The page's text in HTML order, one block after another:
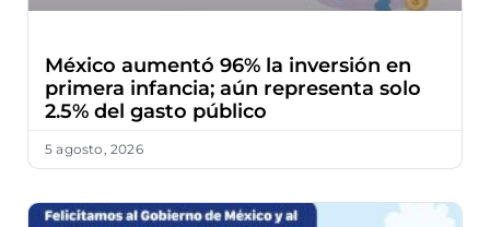
México aumentó 96% la inversión en
primera infancia; aún representa solo
2.5% del gasto público
5 agosto, 2026